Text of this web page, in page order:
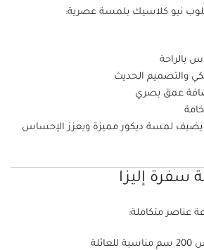
نيو كلاسيك بلمسة عصرية:
بالراحة
والتصميم الحديث
عمق بصري
أنتيك يضيف لمسة ديكور مميزة ويعزز الإحساس
سفرة إليزا
عناصر متكاملة: